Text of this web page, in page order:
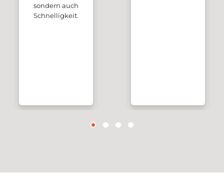
sondern auch
Schnelligkeit.